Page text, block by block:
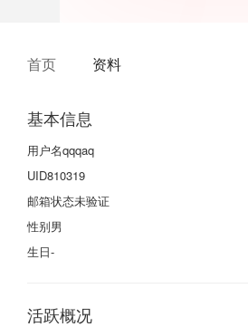
首页 资料
基本信息
用户名qqqaq
UID810319
邮箱状态未验证
性别男
生日-
活跃概况